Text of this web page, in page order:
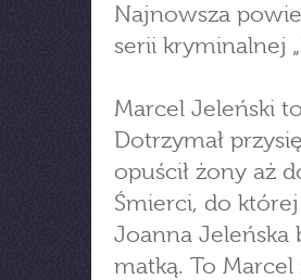
Najnowsza
serii kryminalnej
Marcel Jeleński
Dotrzymał
opuścił żony aż
Śmierci, do
Joanna Jeleńska
matką. To Marcel